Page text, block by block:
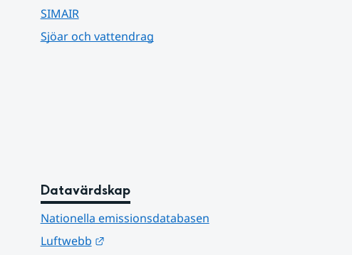
SIMAIR
Sjöar och vattendrag
Datavärdskap
Nationella emissionsdatabasen
Luftwebb
Länk till annan webbplats.